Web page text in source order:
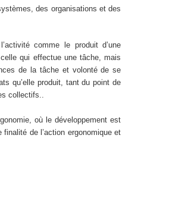
des organisations et des
comme le produit d’une
qui effectue une tâche, mais
de la tâche et volonté de se
qu’elle produit, tant du point de
collectifs..
où le développement est
de l’action ergonomique et